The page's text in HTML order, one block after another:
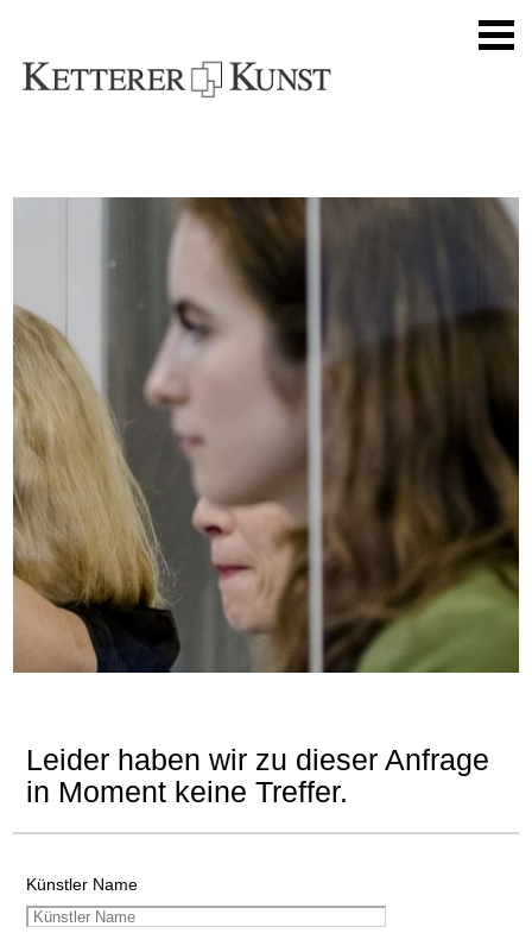
Leider haben wir zu dieser Anfrage
in Moment keine Treffer.
Künstler Name